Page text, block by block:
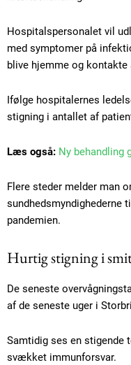
Free limited
Hospitalspersonalet vil
med symptomer på
blive hjemme og
Ifølge hospitalernes
stigning i antallet af
Læs også: Ny behandling
Flere steder melder man
sundhedsmyndighederne
pandemien.
Hurtig stigning i
De seneste
af de seneste uger i
Samtidig ses en
svækket immunforsvar.